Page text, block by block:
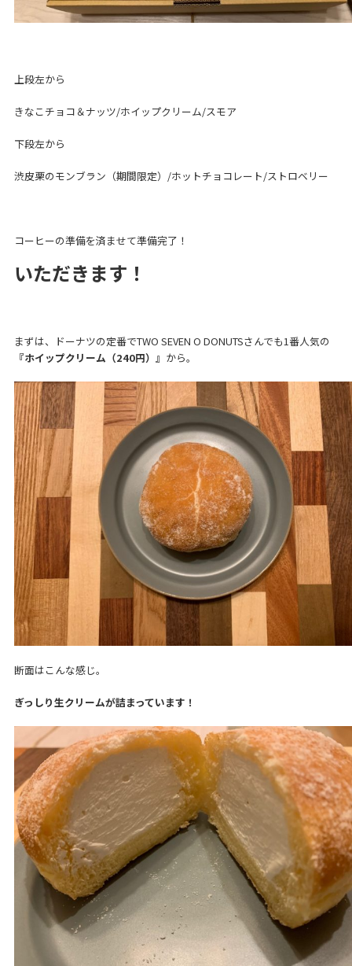
上段左から
きなこチョコ＆ナッツ/ホイップクリーム/スモア
下段左から
渋皮栗のモンブラン（期間限定）/ホットチョコレート/ストロベリー
コーヒーの準備を済ませて準備完了！
いただきます！
まずは、ドーナツの定番でTWO SEVEN O DONUTSさんでも1番人気の
『ホイップクリーム（240円）』 から。
断面はこんな感じ。
ぎっしり生クリームが詰まっています！